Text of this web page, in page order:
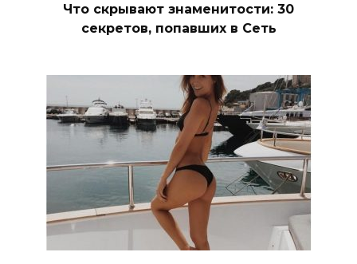
Что скрывают знаменитости: 30
секретов, попавших в Сеть